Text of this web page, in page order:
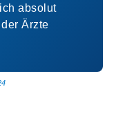
absolut
Ärzte